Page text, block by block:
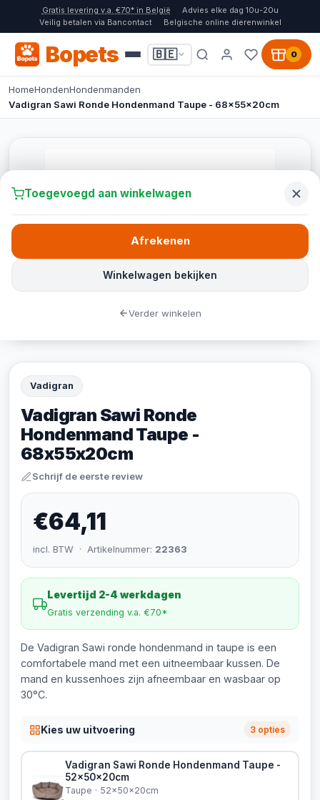
Gratis levering v.a. €70* in België
Advies elke dag 10u-20u
Veilig betalen via Bancontact
Belgische online dierenwinkel
Bopets 🇧🇪 0
HomeHondenHondenmanden
Vadigran Sawi Ronde Hondenmand Taupe - 68x55x20cm
Vadigran
Vadigran Sawi Ronde
Hondenmand Taupe -
68x55x20cm
Schrijf de eerste review
€64,11
incl. BTW · Artikelnummer: 22363
Levertijd 2-4 werkdagen
Gratis verzending v.a. €70*
De Vadigran Sawi ronde hondenmand in taupe is een
comfortabele mand met een uitneembaar kussen. De
mand en kussenhoes zijn afneembaar en wasbaar op
30°C.
Kies uw uitvoering 3 opties
Vadigran Sawi Ronde Hondenmand Taupe -
52x50x20cm
Taupe · 52x50x20cm
Toegevoegd aan winkelwagen
Winkelwagen bekijken
Afrekenen
Verder winkelen